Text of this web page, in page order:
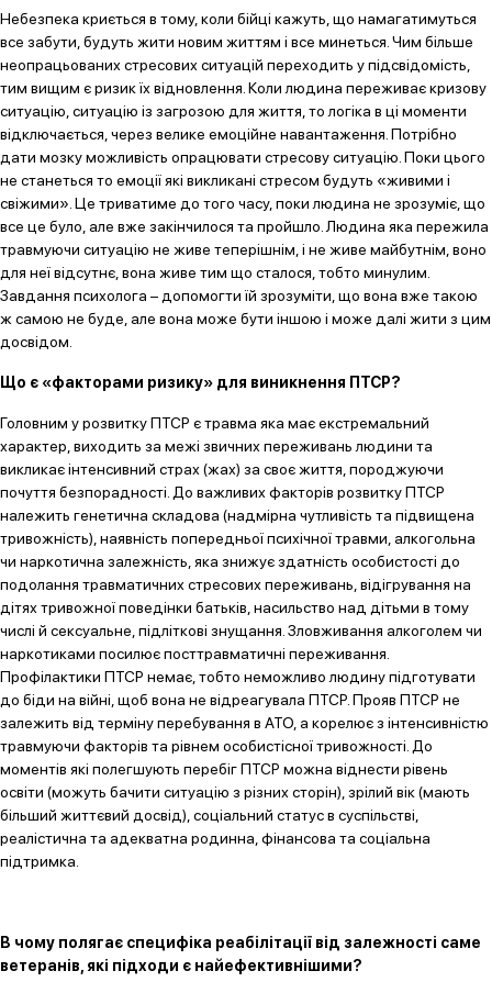
Небезпека криється в тому, коли бійці кажуть, що намагатимуться
все забути, будуть жити новим життям і все минеться. Чим більше
неопрацьованих стресових ситуацій переходить у підсвідомість,
тим вищим є ризик їх відновлення. Коли людина переживає кризову
ситуацію, ситуацію із загрозою для життя, то логіка в ці моменти
відключається, через велике емоційне навантаження. Потрібно
дати мозку можливість опрацювати стресову ситуацію. Поки цього
не станеться то емоції які викликані стресом будуть «живими і
свіжими». Це триватиме до того часу, поки людина не зрозуміє, що
все це було, але вже закінчилося та пройшло. Людина яка пережила
травмуючи ситуацію не живе теперішнім, і не живе майбутнім, воно
для неї відсутнє, вона живе тим що сталося, тобто минулим.
Завдання психолога – допомогти їй зрозуміти, що вона вже такою
ж самою не буде, але вона може бути іншою і може далі жити з цим
досвідом.
Що є «факторами ризику» для виникнення ПТСР?
Головним у розвитку ПТСР є травма яка має екстремальний
характер, виходить за межі звичних переживань людини та
викликає інтенсивний страх (жах) за своє життя, породжуючи
почуття безпорадності. До важливих факторів розвитку ПТСР
належить генетична складова (надмірна чутливість та підвищена
тривожність), наявність попередньої психічної травми, алкогольна
чи наркотична залежність, яка знижує здатність особистості до
подолання травматичних стресових переживань, відігрування на
дітях тривожної поведінки батьків, насильство над дітьми в тому
числі й сексуальне, підліткові знущання. Зловживання алкоголем чи
наркотиками посилює посттравматичні переживання.
Профілактики ПТСР немає, тобто неможливо людину підготувати
до біди на війні, щоб вона не відреагувала ПТСР. Прояв ПТСР не
залежить від терміну перебування в АТО, а корелює з інтенсивністю
травмуючи факторів та рівнем особистісної тривожності. До
моментів які полегшують перебіг ПТСР можна віднести рівень
освіти (можуть бачити ситуацію з різних сторін), зрілий вік (мають
більший життєвий досвід), соціальний статус в суспільстві,
реалістична та адекватна родинна, фінансова та соціальна
підтримка.
В чому полягає специфіка реабілітації від залежності саме
ветеранів, які підходи є найефективнішими?